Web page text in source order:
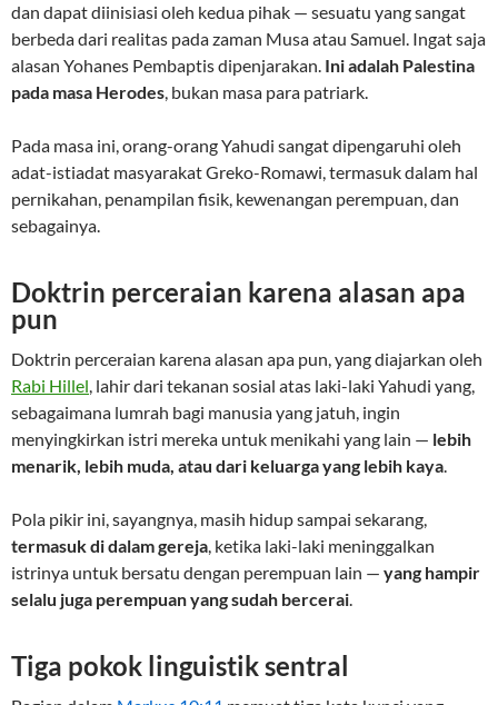
dan dapat diinisiasi oleh kedua pihak — sesuatu yang sangat
berbeda dari realitas pada zaman Musa atau Samuel. Ingat saja
alasan Yohanes Pembaptis dipenjarakan. Ini adalah Palestina
pada masa Herodes, bukan masa para patriark.
Pada masa ini, orang-orang Yahudi sangat dipengaruhi oleh
adat-istiadat masyarakat Greko-Romawi, termasuk dalam hal
pernikahan, penampilan fisik, kewenangan perempuan, dan
sebagainya.
Doktrin perceraian karena alasan apa
pun
Doktrin perceraian karena alasan apa pun, yang diajarkan oleh
Rabi Hillel, lahir dari tekanan sosial atas laki-laki Yahudi yang,
sebagaimana lumrah bagi manusia yang jatuh, ingin
menyingkirkan istri mereka untuk menikahi yang lain — lebih
menarik, lebih muda, atau dari keluarga yang lebih kaya.
Pola pikir ini, sayangnya, masih hidup sampai sekarang,
termasuk di dalam gereja, ketika laki-laki meninggalkan
istrinya untuk bersatu dengan perempuan lain — yang hampir
selalu juga perempuan yang sudah bercerai.
Tiga pokok linguistik sentral